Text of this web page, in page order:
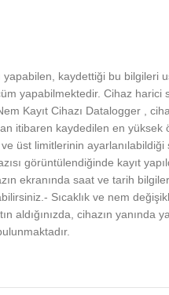
yapabilen, kaydettiği bu
yapabilmektedir. Cihaz harici
Kayıt Cihazı Datalogger ,
itibaren kaydedilen en
üst limitlerinin
görüntülendiğinde kayıt
ekranında saat ve tarih
Sıcaklık ve nem
cihazın yanında